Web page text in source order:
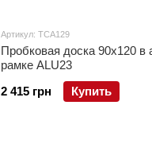
Артикул: TCA129
Пробковая доска 90x120 в
рамке ALU23
2 415 грн
Купить